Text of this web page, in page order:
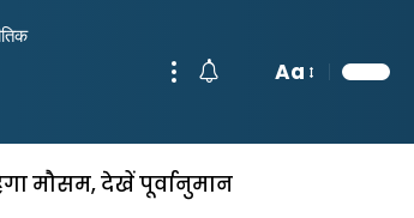
Aa
मौसम, देखें पूर्वानुमान